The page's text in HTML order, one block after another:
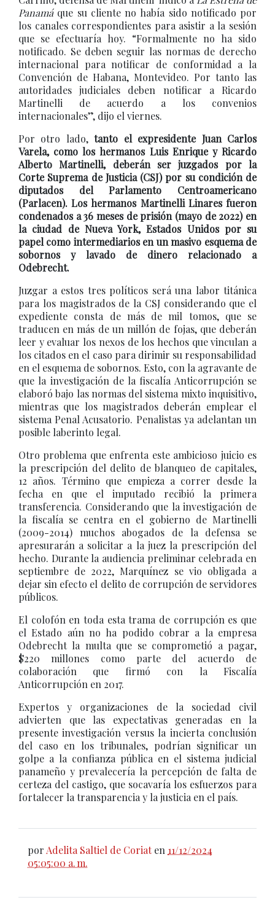
Panamáque su cliente no había sido notificado por
los canales correspondientes para asistir a la sesión
que se efectuaría hoy. “Formalmente no ha sido
notificado. Se deben seguir las normas de derecho
internacional para notificar de conformidad a la
Convención de Habana, Montevideo. Por tanto las
autoridades judiciales deben notificar a Ricardo
Martinelli de acuerdo a los convenios
internacionales”, dijo el viernes.
Por otro lado,tanto el expresidente Juan Carlos
Varela, como los hermanos Luis Enrique y Ricardo
Alberto Martinelli, deberán ser juzgados por la
Corte Suprema de Justicia (CSJ) por su condición de
diputados del Parlamento Centroamericano
(Parlacen). Los hermanos Martinelli Linares fueron
condenados a 36 meses de prisión (mayo de 2022) en
la ciudad de Nueva York, Estados Unidos por su
papel como intermediarios en un masivo esquema de
sobornos y lavado de dinero relacionado a
Odebrecht.
Juzgar a estos tres políticos será una labor titánica
para los magistrados de la CSJ considerando que el
expediente consta de más de mil tomos, que se
traducen en más de un millón de fojas, que deberán
leer y evaluar los nexos de los hechos que vinculan a
los citados en el caso para dirimir su responsabilidad
en el esquema de sobornos. Esto, con la agravante de
que la investigación de la fiscalía Anticorrupción se
elaboró bajo las normas del sistema mixto inquisitivo,
mientras que los magistrados deberán emplear el
sistema Penal Acusatorio. Penalistas ya adelantan un
posible laberinto legal.
Otro problema que enfrenta este ambicioso juicio es
la prescripción del delito de blanqueo de capitales,
12 años. Término que empieza a correr desde la
fecha en que el imputado recibió la primera
transferencia. Considerando que la investigación de
la fiscalía se centra en el gobierno de Martinelli
(2009-2014) muchos abogados de la defensa se
apresurarán a solicitar a la juez la prescripción del
hecho. Durante la audiencia preliminar celebrada en
septiembre de 2022, Marquínez se vio obligada a
dejar sin efecto el delito de corrupción de servidores
públicos.
El colofón en toda esta trama de corrupción es que
el Estado aún no ha podido cobrar a la empresa
Odebrecht la multa que se comprometió a pagar,
$220 millones como parte del acuerdo de
colaboración que firmó con la Fiscalía
Anticorrupción en 2017.
Expertos y organizaciones de la sociedad civil
advierten que las expectativas generadas en la
presente investigación versus la incierta conclusión
del caso en los tribunales, podrían significar un
golpe a la confianza pública en el sistema judicial
panameño y prevalecería la percepción de falta de
certeza del castigo, que socavaría los esfuerzos para
fortalecer la transparencia y la justicia en el país.
por Adelita Saltiel de Coriat en 11/12/2024
05:05:00 a. m.